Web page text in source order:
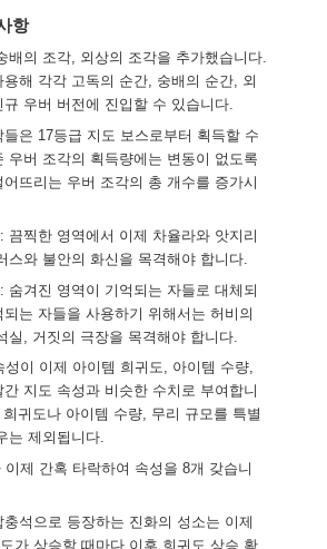
항
배의 조각, 외상의 조각을 추가했습니다.
용해 각각 고독의 순간, 숭배의 순간, 외
우버 버전에 진입할 수 있습니다.
들은 17등급 지도 보스로부터 획득할 수
우버 조각의 획득량에는 변동이 없도록
뜨리는 우버 조각의 총 개수를 증가시
끔찍한 영역에서 이제 차율라와 앗지리
스와 불안의 화신을 목격해야 합니다.
숨겨진 영역이 기억되는 자들로 대체되
는 자들을 사용하기 위해서는 허비의
실, 거짓의 극장을 목격해야 합니다.
성이 이제 아이템 희귀도, 아이템 수량,
간 지도 속성과 비슷한 수치로 부여합니
귀도나 아이템 수량, 무리 규모를 특별
는 제외됩니다.
이제 간혹 타락하여 속성을 8개 갖습니
석으로 등장하는 진화의 성소는 이제
가 상승할 때마다 이후 희귀도 상승 확